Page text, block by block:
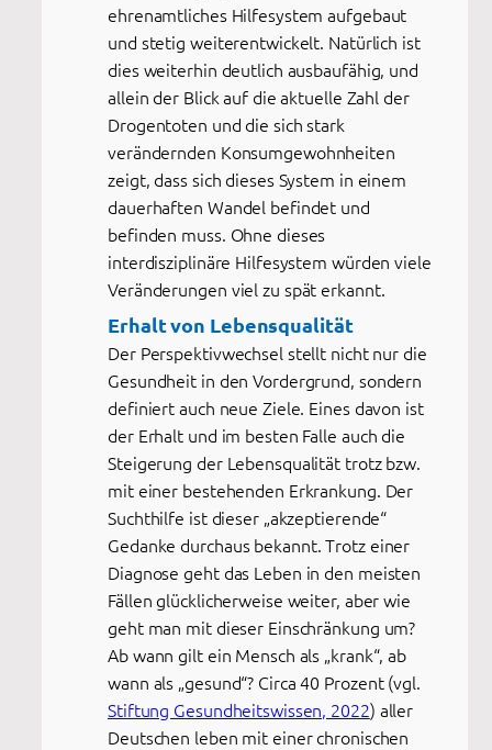
ehrenamtliches Hilfesystem aufgebaut
und stetig weiterentwickelt. Natürlich ist
dies weiterhin deutlich ausbaufähig, und
allein der Blick auf die aktuelle Zahl der
Drogentoten und die sich stark
verändernden Konsumgewohnheiten
zeigt, dass sich dieses System in einem
dauerhaften Wandel befindet und
befinden muss. Ohne dieses
interdisziplinäre Hilfesystem würden viele
Veränderungen viel zu spät erkannt.
Erhalt von Lebensqualität
Der Perspektivwechsel stellt nicht nur die
Gesundheit in den Vordergrund, sondern
definiert auch neue Ziele. Eines davon ist
der Erhalt und im besten Falle auch die
Steigerung der Lebensqualität trotz bzw.
mit einer bestehenden Erkrankung. Der
Suchthilfe ist dieser „akzeptierende“
Gedanke durchaus bekannt. Trotz einer
Diagnose geht das Leben in den meisten
Fällen glücklicherweise weiter, aber wie
geht man mit dieser Einschränkung um?
Ab wann gilt ein Mensch als „krank“, ab
wann als „gesund“? Circa 40 Prozent (vgl.
Stiftung Gesundheitswissen, 2022) aller
Deutschen leben mit einer chronischen